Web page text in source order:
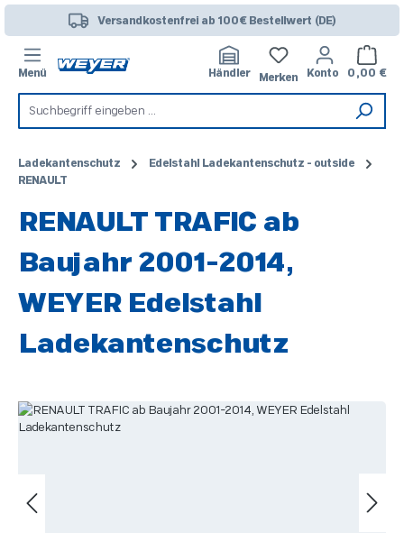
Zum Hauptinhalt springenVersandkostenfrei ab 100€ Bestellwert (DE)
Menü Händler Merken Konto 0,00 €
Ladekantenschutz
Edelstahl Ladekantenschutz - outside
RENAULT
RENAULT TRAFIC ab
Baujahr 2001-2014,
WEYER Edelstahl
Ladekantenschutz
Bildergalerie überspringen